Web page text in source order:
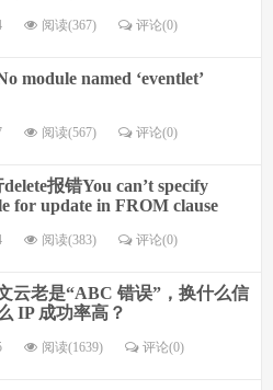
阅读(367) 评论(0)
module named ‘eventlet’
阅读(567) 评论(0)
报错You can’t specify
for update in FROM clause
阅读(383) 评论(0)
云老是“ABC 错误”，换什么信
IP 成功率高？
阅读(1639) 评论(0)